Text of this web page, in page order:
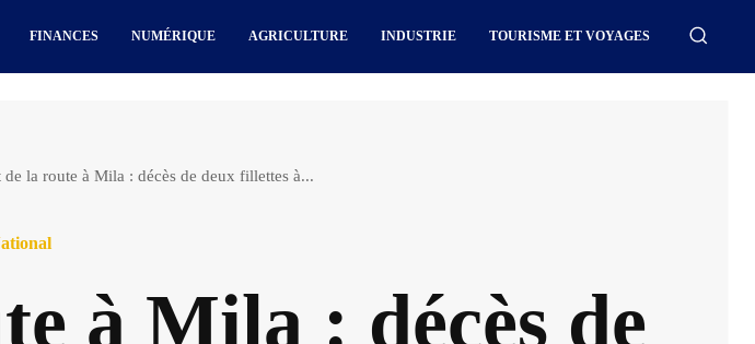
FINANCES NUMÉRIQUE AGRICULTURE INDUSTRIE TOURISME ET VOYAGES
de la route à Mila : décès de deux fillettes à...
à Mila : décès de